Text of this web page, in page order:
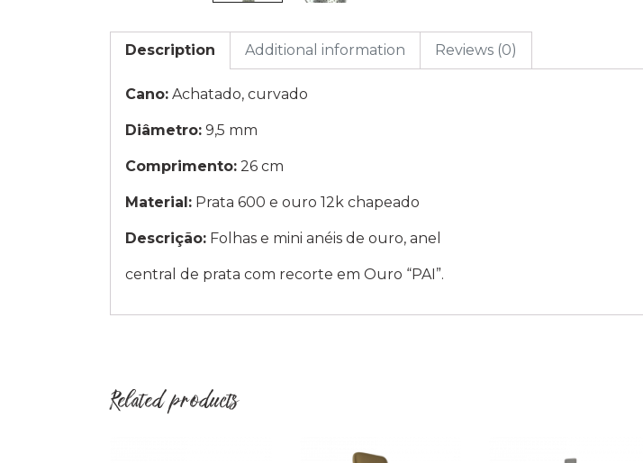
Description Additional information Reviews (0)
Cano: Achatado, curvado
Diâmetro: 9,5 mm
Comprimento: 26 cm
Material: Prata 600 e ouro 12k chapeado
Descrição: Folhas e mini anéis de ouro, anel
central de prata com recorte em Ouro “PAI”.
Related products